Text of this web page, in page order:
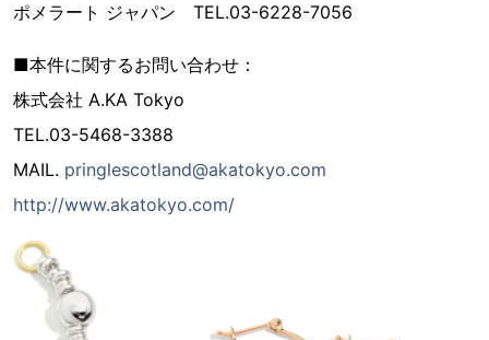
ポメラート ジャパン TEL.03-6228-7056
■本件に関するお問い合わせ：
株式会社 A.KA Tokyo
TEL.03-5468-3388
MAIL. pringlescotland@akatokyo.com
http://www.akatokyo.com/